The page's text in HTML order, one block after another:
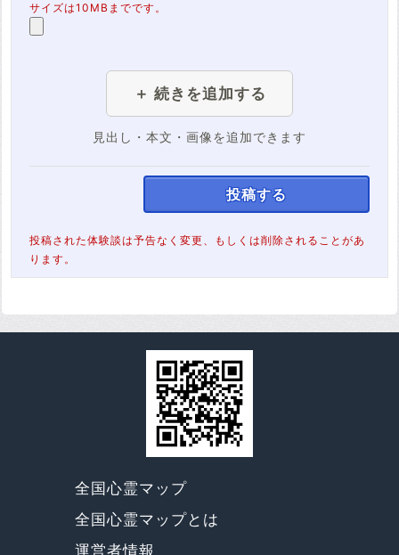
サイズは10MBまでです。
＋ 続きを追加する
見出し・本文・画像を追加できます
投稿する
投稿された体験談は予告なく変更、もしくは削除されることがあ
ります。
全国心霊マップ
全国心霊マップとは
運営者情報